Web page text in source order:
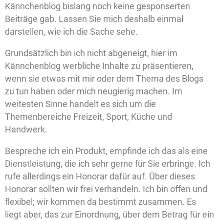
Kännchenblog bislang noch keine gesponserten
Beiträge gab. Lassen Sie mich deshalb einmal
darstellen, wie ich die Sache sehe.
Grundsätzlich bin ich nicht abgeneigt, hier im
Kännchenblog werbliche Inhalte zu präsentieren,
wenn sie etwas mit mir oder dem Thema des Blogs
zu tun haben oder mich neugierig machen. Im
weitesten Sinne handelt es sich um die
Themenbereiche Freizeit, Sport, Küche und
Handwerk.
Bespreche ich ein Produkt, empfinde ich das als eine
Dienstleistung, die ich sehr gerne für Sie erbringe. Ich
rufe allerdings ein Honorar dafür auf. Über dieses
Honorar sollten wir frei verhandeln. Ich bin offen und
flexibel; wir kommen da bestimmt zusammen. Es
liegt aber, das zur Einordnung, über dem Betrag für ein